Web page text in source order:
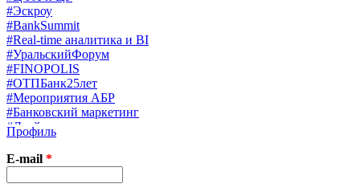
#Эскроу
#BankSummit
#Real-time аналитика и BI
#УральскийФорум
#FINOPOLIS
#ОТПБанк25лет
#Мероприятия АБР
#Банковский маркетинг
#Драйверы страхования
#Финконгресс ЦБ
#PB&WM
#UX/CX
#Экосистемы
Профиль
E-mail *